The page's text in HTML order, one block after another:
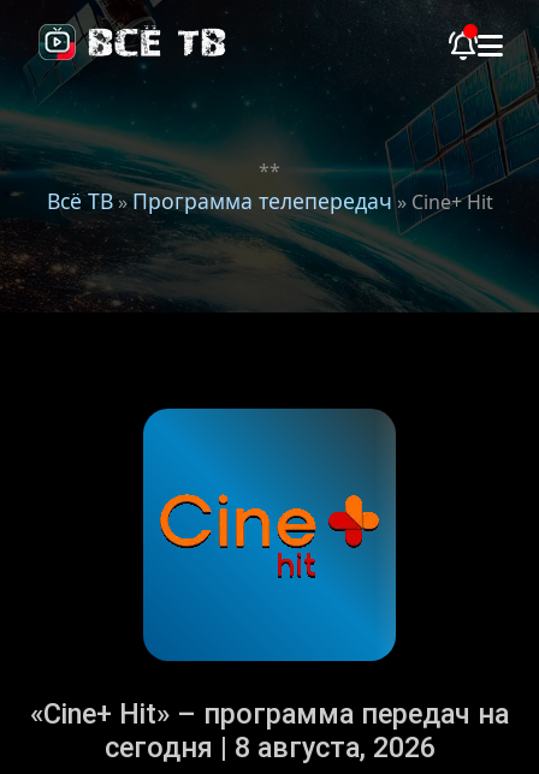
**
Всё ТВ»Программа телепередач» Cine+ Hit
«Cine+ Hit» – программа передач на
сегодня | 8 августа, 2026